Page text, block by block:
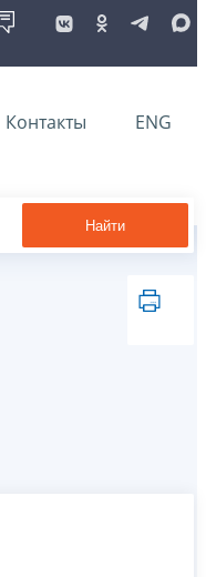
Контакты ENG
Найти